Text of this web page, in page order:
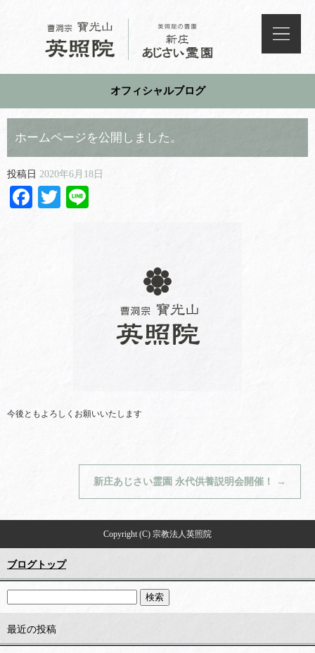
オフィシャルブログ
ホームページを公開しました。
投稿日 2020年6月18日
Facebook
Twitter
今後ともよろしくお願いいたします
新庄あじさい霊園 永代供養説明会開催！ →
Copyright (C) 宗教法人英照院
ブログトップ
最近の投稿